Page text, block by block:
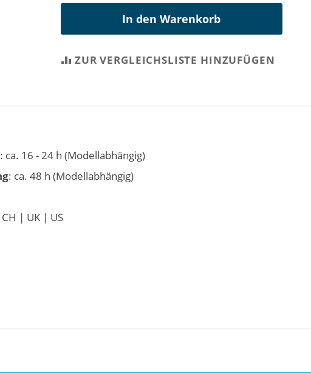
In den Warenkorb
ZUR VERGLEICHSLISTE HINZUFÜGEN
: ca. 16 - 24 h (Modellabhängig)
: ca. 48 h (Modellabhängig)
| UK | US